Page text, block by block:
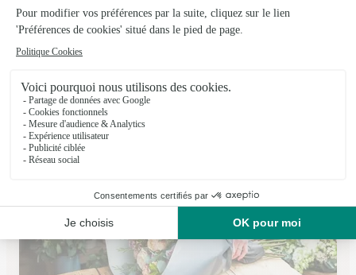
Orfleurs, Jacques Ducreux
Nancy
★★★★★4.6 (60)
4, rue de Malzeville
Voir la boutique